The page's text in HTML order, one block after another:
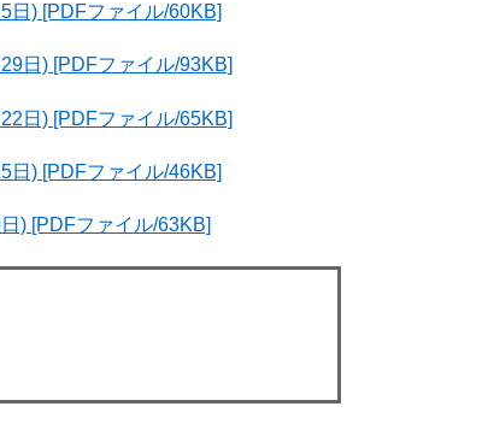
日) [PDFファイル/60KB]
日) [PDFファイル/93KB]
日) [PDFファイル/65KB]
日) [PDFファイル/46KB]
) [PDFファイル/63KB]